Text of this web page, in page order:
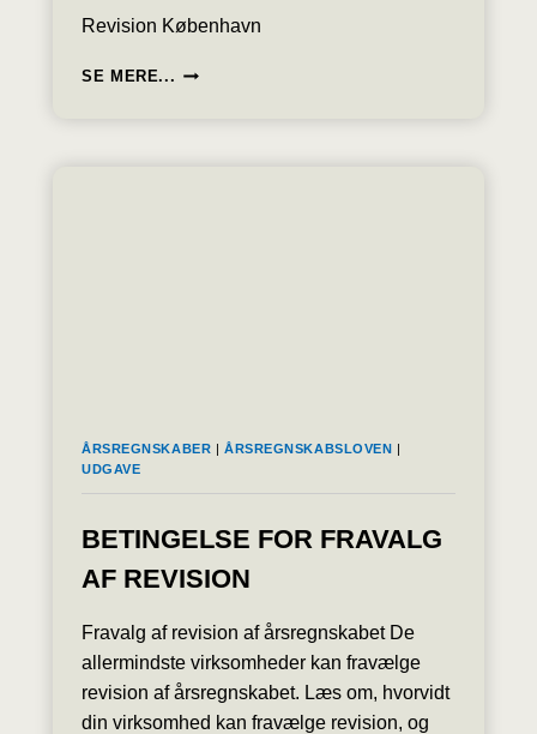
Revision København
SE MERE... FREMME
ÅRSREGNSKABER | ÅRSREGNSKABSLOVEN |
UDGAVE
BETINGELSE FOR FRAVALG
AF REVISION
Fravalg af revision af årsregnskabet De
allermindste virksomheder kan fravælge
revision af årsregnskabet. Læs om, hvorvidt
din virksomhed kan fravælge revision, og